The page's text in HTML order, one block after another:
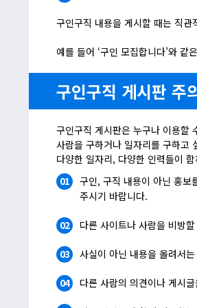
구인구직 내용을 게시할 때는 직
예를 들어 ‘구인 모집합니다’와 같
구인구직 게시판 주
구인구직 게시판은 누구나 이용할
사람을 구하거나 일자리를 구하고
다양한 일자리, 다양한 인력들이
01
구인, 구직 내용이 아닌 홍보
주시기 바랍니다.
02 다른 사이트나 사람을 비방
03 사실이 아닌 내용을 올려서
04 다른 사람의 의견이나 게시